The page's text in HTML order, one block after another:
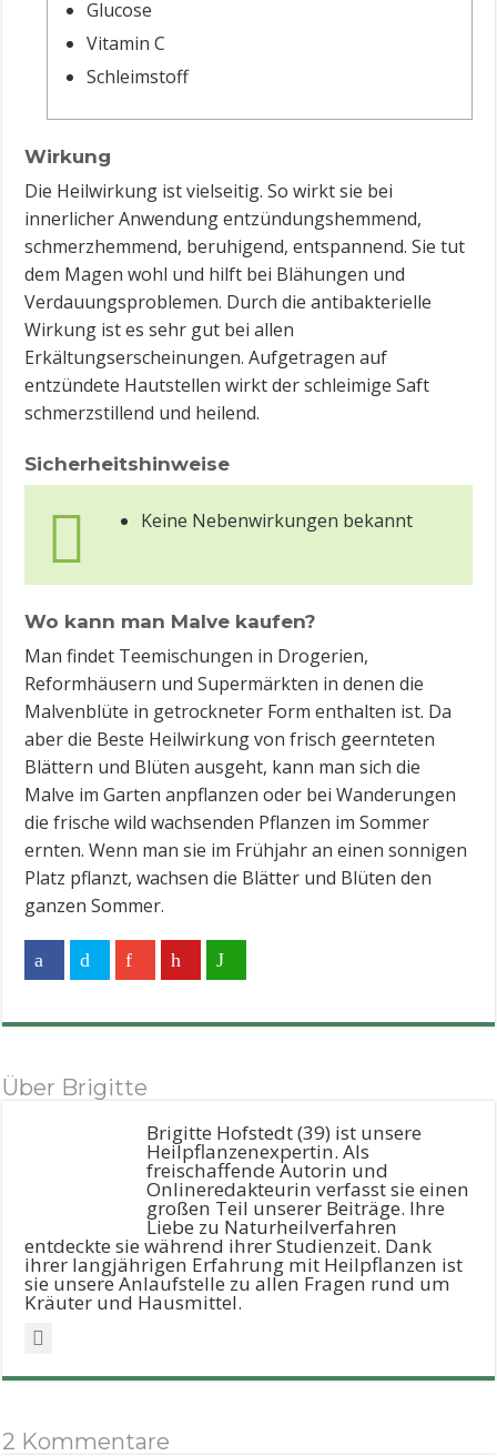
Glucose
Vitamin C
Schleimstoff
Wirkung
Die Heilwirkung ist vielseitig. So wirkt sie bei
innerlicher Anwendung entzündungshemmend,
schmerzhemmend, beruhigend, entspannend. Sie tut
dem Magen wohl und hilft bei Blähungen und
Verdauungsproblemen. Durch die antibakterielle
Wirkung ist es sehr gut bei allen
Erkältungserscheinungen. Aufgetragen auf
entzündete Hautstellen wirkt der schleimige Saft
schmerzstillend und heilend.
Sicherheitshinweise
Keine Nebenwirkungen bekannt
Wo kann man Malve kaufen?
Man findet Teemischungen in Drogerien,
Reformhäusern und Supermärkten in denen die
Malvenblüte in getrockneter Form enthalten ist. Da
aber die Beste Heilwirkung von frisch geernteten
Blättern und Blüten ausgeht, kann man sich die
Malve im Garten anpflanzen oder bei Wanderungen
die frische wild wachsenden Pflanzen im Sommer
ernten. Wenn man sie im Frühjahr an einen sonnigen
Platz pflanzt, wachsen die Blätter und Blüten den
ganzen Sommer.
Über Brigitte
Brigitte Hofstedt (39) ist unsere
Heilpflanzenexpertin. Als
freischaffende Autorin und
Onlineredakteurin verfasst sie einen
großen Teil unserer Beiträge. Ihre
Liebe zu Naturheilverfahren
entdeckte sie während ihrer Studienzeit. Dank
ihrer langjährigen Erfahrung mit Heilpflanzen ist
sie unsere Anlaufstelle zu allen Fragen rund um
Kräuter und Hausmittel.
2 Kommentare